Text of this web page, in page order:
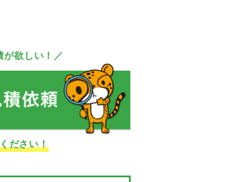
が欲しい！／
ださい！